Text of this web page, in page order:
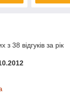
з 38 відгуків за рік